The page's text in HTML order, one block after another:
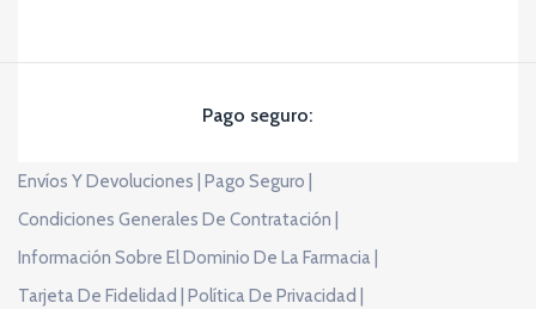
Pago seguro:
Envíos Y Devoluciones | Pago Seguro |
Condiciones Generales De Contratación |
Información Sobre El Dominio De La Farmacia |
Tarjeta De Fidelidad |
Política De Privacidad |